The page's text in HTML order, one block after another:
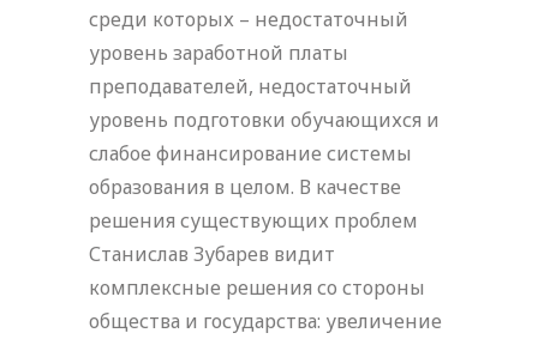
среди которых – недостаточный
уровень заработной платы
преподавателей, недостаточный
уровень подготовки обучающихся и
слабое финансирование системы
образования в целом. В качестве
решения существующих проблем
Станислав Зубарев видит
комплексные решения со стороны
общества и государства: увеличение